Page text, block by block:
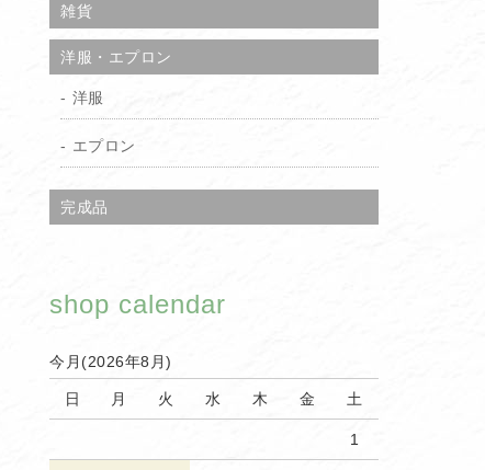
雑貨
洋服・エプロン
洋服
エプロン
完成品
shop calendar
今月(2026年8月)
日 月 火 水 木 金 土
1